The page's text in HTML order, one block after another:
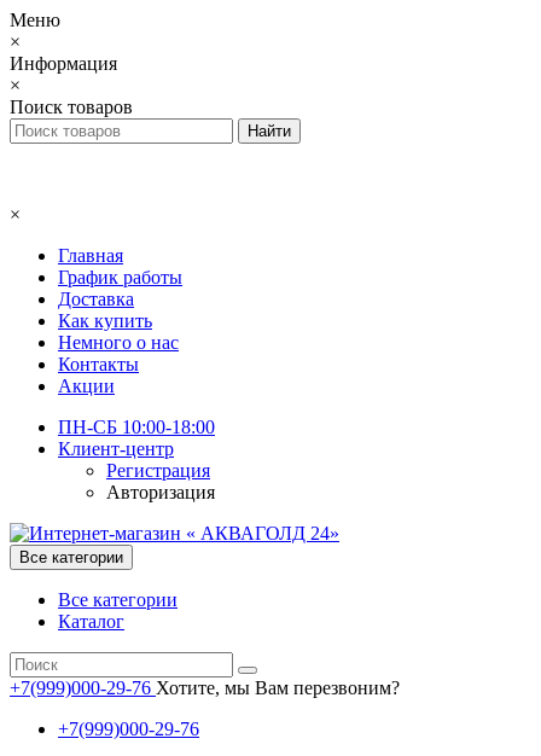
Меню
×
Информация
×
Поиск товаров
×
Главная
График работы
Доставка
Как купить
Немного о нас
Контакты
Акции
ПН-СБ 10:00-18:00
Клиент-центр
Регистрация
Авторизация
Все категории
Все категории
Каталог
+7(999)000-29-76 Хотите, мы Вам перезвоним?
+7(999)000-29-76